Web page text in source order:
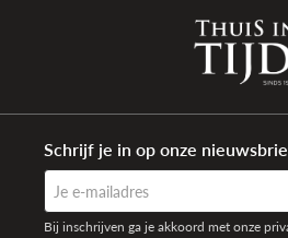
Schrijf je in op onze
Bij inschrijven ga je akkoord met onze